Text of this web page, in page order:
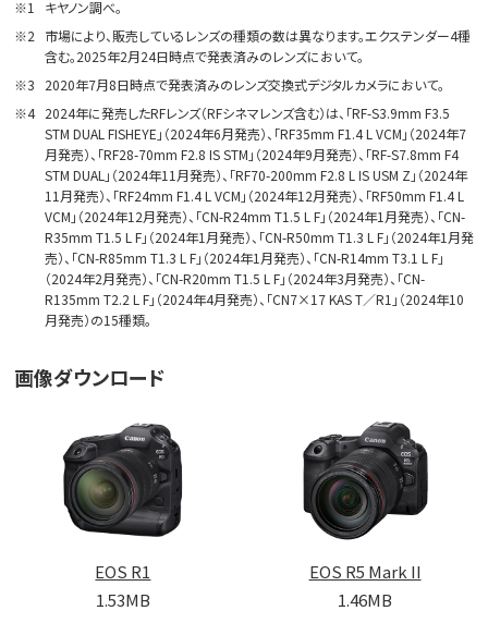
※1
キヤノン調べ。
※2
市場により、販売しているレンズの種類の数は異なります。エクステンダー4種
含む。2025年2月24日時点で発表済みのレンズにおいて。
※3
2020年7月8日時点で発表済みのレンズ交換式デジタルカメラにおいて。
※4
2024年に発売したRFレンズ（RFシネマレンズ含む）は、「RF-S3.9mm F3.5
STM DUAL FISHEYE」（2024年6月発売）、「RF35mm F1.4 L VCM」（2024年7
月発売）、「RF28-70mm F2.8 IS STM」（2024年9月発売）、「RF-S7.8mm F4
STM DUAL」（2024年11月発売）、「RF70-200mm F2.8 L IS USM Z」（2024年
11月発売）、「RF24mm F1.4 L VCM」（2024年12月発売）、「RF50mm F1.4 L
VCM」（2024年12月発売）、「CN-R24mm T1.5 L F」（2024年1月発売）、「CN-
R35mm T1.5 L F」（2024年1月発売）、「CN-R50mm T1.3 L F」（2024年1月発
売）、「CN-R85mm T1.3 L F」（2024年1月発売）、「CN-R14mm T3.1 L F」
（2024年2月発売）、「CN-R20mm T1.5 L F」（2024年3月発売）、「CN-
R135mm T2.2 L F」（2024年4月発売）、「CN7×17 KAS T／R1」（2024年10
月発売）の15種類。
画像ダウンロード
EOS R1
1.53MB
EOS R5 Mark II
1.46MB